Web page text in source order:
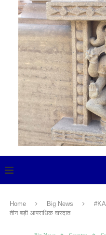
Home Big News
तीन बड़ी आपराधिक वारदात